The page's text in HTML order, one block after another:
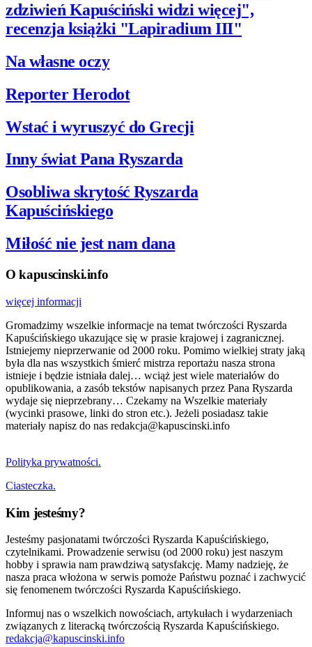
zdziwień Kapuściński widzi więcej",
recenzja książki "Lapiradium III"
Na własne oczy
Reporter Herodot
Wstać i wyruszyć do Grecji
Inny świat Pana Ryszarda
Osobliwa skrytość Ryszarda
Kapuścińskiego
Miłość nie jest nam dana
O kapuscinski.info
więcej informacji
Gromadzimy wszelkie informacje na temat twórczości Ryszarda
Kapuścińskiego ukazujące się w prasie krajowej i zagranicznej.
Istniejemy nieprzerwanie od 2000 roku. Pomimo wielkiej straty jaką
była dla nas wszystkich śmierć mistrza reportażu nasza strona
istnieje i będzie istniała dalej… wciąż jest wiele materiałów do
opublikowania, a zasób tekstów napisanych przez Pana Ryszarda
wydaje się nieprzebrany… Czekamy na Wszelkie materiały
(wycinki prasowe, linki do stron etc.). Jeżeli posiadasz takie
materiały napisz do nas redakcja@kapuscinski.info
Polityka prywatności.
Ciasteczka.
Kim jesteśmy?
Jesteśmy pasjonatami twórczości Ryszarda Kapuścińskiego,
czytelnikami. Prowadzenie serwisu (od 2000 roku) jest naszym
hobby i sprawia nam prawdziwą satysfakcję. Mamy nadzieję, że
nasza praca włożona w serwis pomoże Państwu poznać i zachwycić
się fenomenem twórczości Ryszarda Kapuścińskiego.
Informuj nas o wszelkich nowościach, artykułach i wydarzeniach
związanych z literacką twórczością Ryszarda Kapuścińskiego.
redakcja@kapuscinski.info